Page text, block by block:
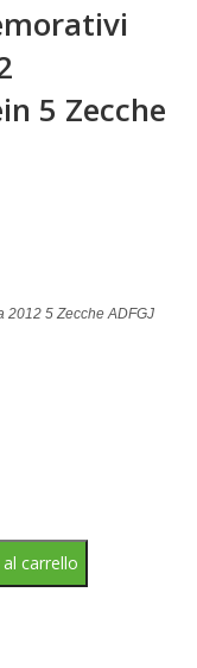
5 Zecche
2 Euro2 Euro
Moneta
2012 5 Zecche ADFGJ
carrello